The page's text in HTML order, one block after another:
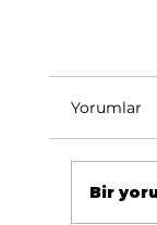
Yorumlar
Bir